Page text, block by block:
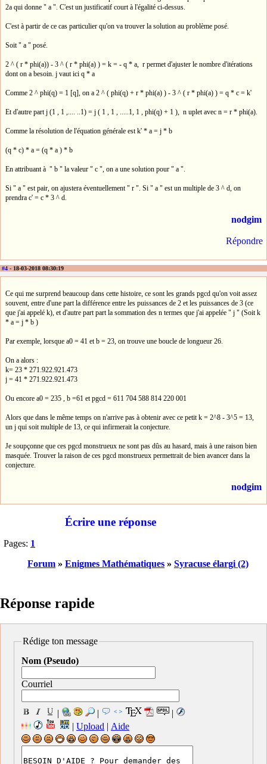
2a qui donne " a ". C'est un justificatif court à l'égalité ci-dessus.
C'est à partir de ce cas particulier qu'on va trouver la solution au problème posé.
Soit " a " posé.
2 ^ ( r * phi(a)) - 3 ^ ( r * phi(a) ) = k = - q * a, r permet d'ajuster le nombre d'itérations
dont on a besoin. j vaut ici q * a
Comme 2 ^ phi(q) = 1 [q], on a 2 ^ ( phi(q) + r * phi(a) ) - 3 ^ ( r * phi(a) ) = q * c = k'
Et d'autre part j (1 , 1 ,.... ..1) = j ( 1 , 1 , .....1, 1 , phi(q) + 1 ), n uplet avec n = r * phi(a).
Comme la résolution de l'équation générale est k' * a = j * b
(q * c) * a = (q * a ) * b
En attribuant à " b " la valeur " c ", on a une solution pour " a ".
Si " a " est pair, on ajustera éventuellement " r ". Si " a " est un multiple de 3 ^ d, on
prendra c' = c * 3 ^ d.
nodgim
Répondre
#4 - 18-03-2018 08:30:19
Ce qui me surprend beaucoup dans cette histoire, ce sont les grands pgcd qu'on voit assez
souvent, entre d'une part la différence entre les puissances de 2 et les puissances de 3 (ce
que j'ai appelé k), et d'autre part part la sommation des n termes que j'ai appelée " j " (Soit k
* a = j * b )
Par exemple, lorsque a0 = 41 et b = 23, on trouve une boucle de longueur 26.
On a alors :
k= 23 * 271.922.921.473
j = 41 * 271.922.921.473
Ou encore a0 = 235 , b =61 et pgcd = 611 704 588 814 220 001
Alors que dans le même temps on n'arrive pas à obtenir avec ce petit k = 2^8 - 3^5 = 13,
un j qui soit multiple de 13, ce qui infirmerait la conjecture.
Je soupçonne que ces pgcd monstrueux ne sont pas dûs au hasard, mais à une raison bien
masquée. Trouver la raison de ces pgcd monstrueux permettrait de bien avancer dans la
conjecture.
nodgim
Écrire une réponse
Pages: 1
Forum » Enigmes Mathématiques » Syracuse élargi (2)
Réponse rapide
Rédige ton message
Nom (Pseudo)
Courriel
| |
|
| Upload | Aide